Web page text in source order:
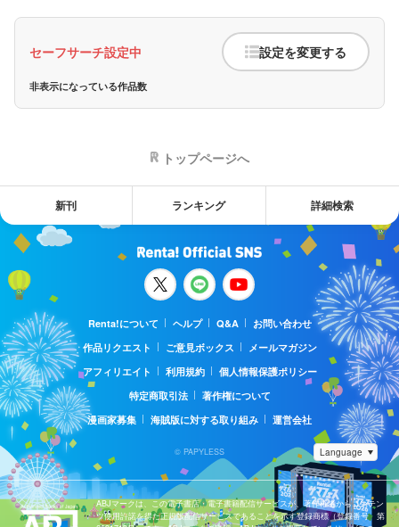
セーフサーチ設定中 設定を変更する
非表示になっている作品数
トップページへ
新刊 ランキング 詳細検索
Renta!について ヘルプ Q&A
お問い合わせ
作品リクエスト
ご意見ボックス
メールマガジン
アフィリエイト
利用規約
個人情報保護ポリシー
特定商取引法
著作権について
漫画家募集
海賊版に対する取り組み 運営会社
© PAPYLESS
ABJマークは、この電子書店・電子書籍配信サービスが、著作権者からコンテン
ツ使用許諾を得た正規版配信サービスであることを示す登録商標（登録番号 第